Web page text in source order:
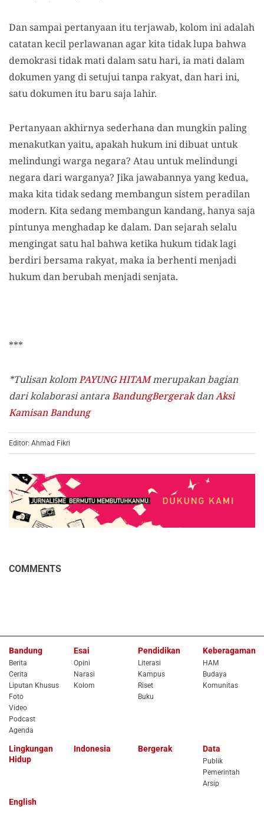
Dan sampai pertanyaan itu terjawab, kolom ini adalah
catatan kecil perlawanan agar kita tidak lupa bahwa
demokrasi tidak mati dalam satu hari, ia mati dalam
dokumen yang di setujui tanpa rakyat, dan hari ini,
satu dokumen itu baru saja lahir.
Pertanyaan akhirnya sederhana dan mungkin paling
menakutkan yaitu, apakah hukum ini dibuat untuk
melindungi warga negara? Atau untuk melindungi
negara dari warganya? Jika jawabannya yang kedua,
maka kita tidak sedang membangun sistem peradilan
modern. Kita sedang membangun kandang, hanya saja
pintunya menghadap ke dalam. Dan sejarah selalu
mengingat satu hal bahwa ketika hukum tidak lagi
berdiri bersama rakyat, maka ia berhenti menjadi
hukum dan berubah menjadi senjata.
***
*Tulisan kolomPAYUNG HITAMmerupakan bagian
dari kolaborasi antaraBandungBergerakdanAksi
Kamisan Bandung
Editor: Ahmad Fikri
COMMENTS
Bandung
Berita
Cerita
Liputan Khusus
Foto
Video
Podcast
Agenda
Esai
Opini
Narasi
Kolom
Pendidikan
Literasi
Kampus
Riset
Buku
Keberagaman
HAM
Budaya
Komunitas
Lingkungan
Hidup
Indonesia Bergerak Data
Publik
Pemerintah
Arsip
English